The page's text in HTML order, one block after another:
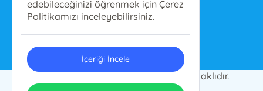
bilgi@ensarnesriyat.com.tr
© 2024 Ensar Yayın Grubu. Her hakkı saklıdır.
edebileceğinizi öğrenmek için Çerez
Politikamızı inceleyebilirsiniz.
İçeriği İncele